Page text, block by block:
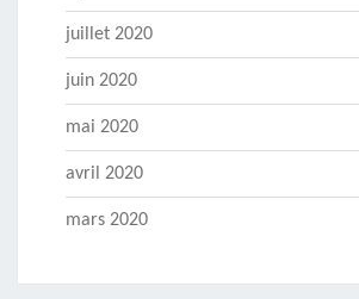
juillet 2020
juin 2020
mai 2020
avril 2020
mars 2020